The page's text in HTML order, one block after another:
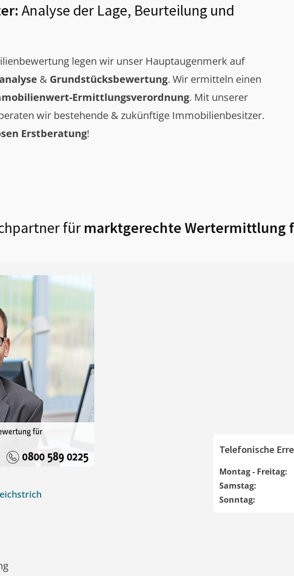
Analyse der Lage, Beurteilung und
legen wir unser Hauptaugenmerk auf
& Grundstücksbewertung. Wir ermitteln einen
Ermittlungsverordnung. Mit unserer
wir bestehende & zukünftige Immobilienbesitzer.
Erstberatung!
fürmarktgerechte Wertermittlung
Telefonische
Montag - Freitag:
Samstag:
Sonntag: